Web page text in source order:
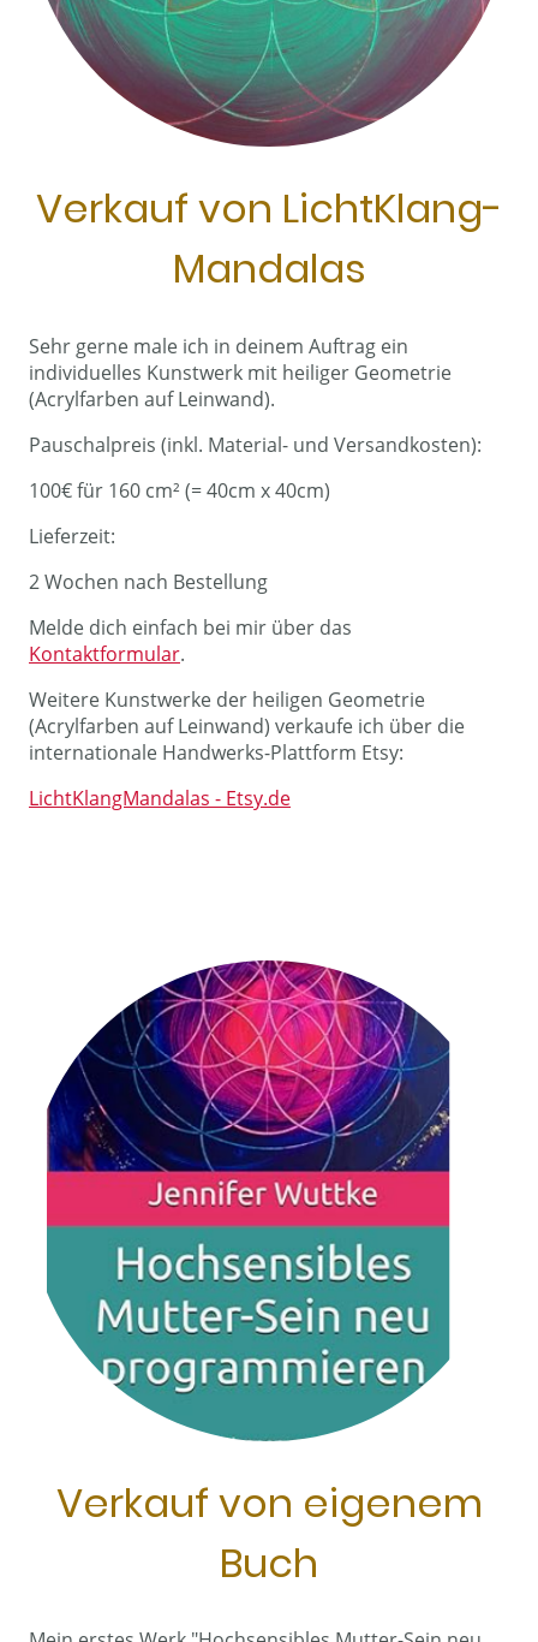
Verkauf von LichtKlang-
Mandalas
Sehr gerne male ich in deinem Auftrag ein
individuelles Kunstwerk mit heiliger Geometrie
(Acrylfarben auf Leinwand).
Pauschalpreis (inkl. Material- und Versandkosten):
100€ für 160 cm² (= 40cm x 40cm)
Lieferzeit:
2 Wochen nach Bestellung
Melde dich einfach bei mir über das
Kontaktformular.
Weitere Kunstwerke der heiligen Geometrie
(Acrylfarben auf Leinwand) verkaufe ich über die
internationale Handwerks-Plattform Etsy:
LichtKlangMandalas - Etsy.de
Verkauf von eigenem
Buch